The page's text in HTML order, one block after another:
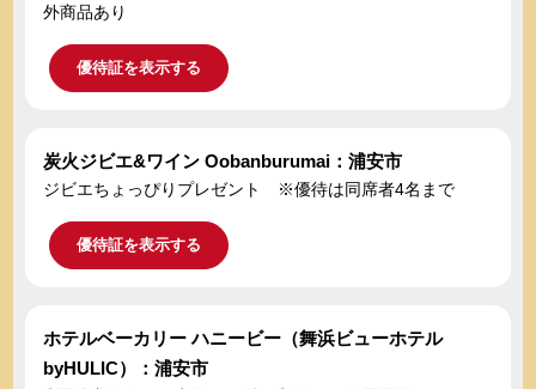
外商品あり
優待証を表示する
炭火ジビエ&ワイン Oobanburumai：浦安市
ジビエちょっぴりプレゼント ※優待は同席者4名まで
優待証を表示する
ホテルベーカリー ハニービー（舞浜ビューホテル
byHULIC）：浦安市